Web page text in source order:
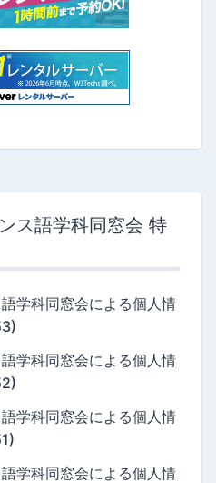
ス語学科同窓会 特
語学科同窓会による個人情
語学科同窓会による個人情
語学科同窓会による個人情
語学科同窓会による個人情